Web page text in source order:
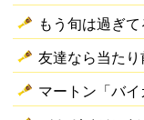
もう旬は過ぎ
友達なら当たり
マートン「バイ